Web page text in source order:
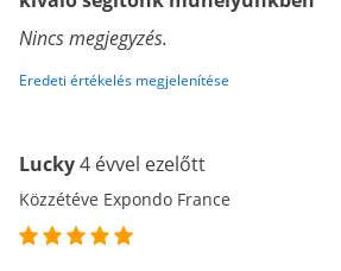
Nincs megjegyzés.
Eredeti értékelés megjelenítése
Lucky4 évvel ezelőtt
Közzétéve Expondo France